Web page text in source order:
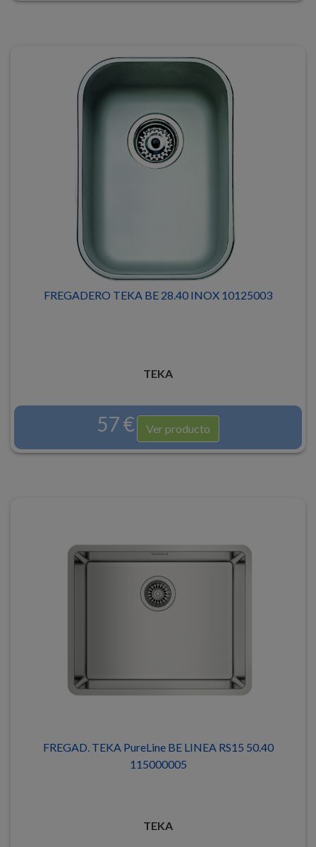
FREGADERO TEKA BE 28.40 INOX 10125003
TEKA
57 € Ver producto
FREGAD. TEKA PureLine BE LINEA RS15 50.40
115000005
TEKA